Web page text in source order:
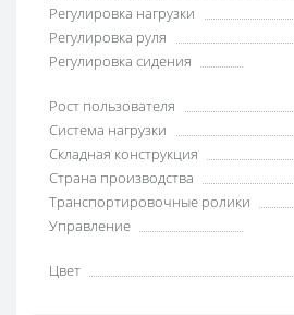
Регулировка нагрузки
Регулировка руля
Регулировка сидения
Рост пользователя
Система нагрузки
Складная конструкция
Страна производства
Транспортировочные ролики
Управление
Цвет